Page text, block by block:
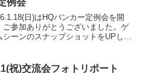
例会
日)はHQバンカー定例会を開
ご参加ありがとうございました。ゲ
シーンのスナップショットをUPしま
トアルバムをみる
祝)交流会フォトリポート